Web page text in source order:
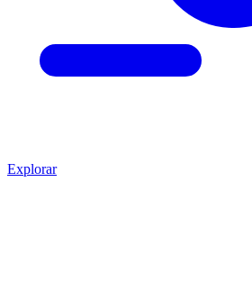
Explorar